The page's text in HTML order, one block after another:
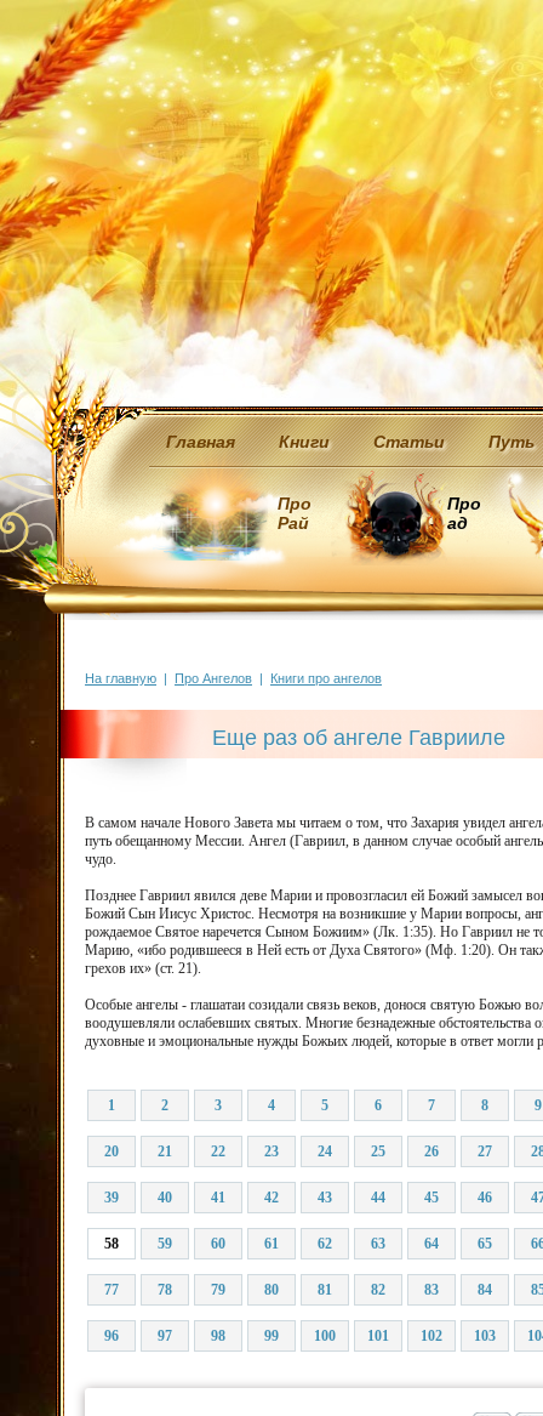
Главная Книги Статьи Путь
Про
Рай
Про
ад
На главную | Про Ангелов | Книги про ангелов
Еще раз об ангеле Гаврииле
В самом начале Нового Завета мы читаем о том, что Захария увидел
путь обещанному Мессии. Ангел (Гавриил, в данном случае особый
чудо.
Позднее Гавриил явился деве Марии и провозгласил ей Божий замысел
Божий Сын Иисус Христос. Несмотря на возникшие у Марии вопросы,
рождаемое Святое наречется Сыном Божиим» (Лк. 1:35). Но Гавриил не
Марию, «ибо родившееся в Ней есть от Духа Святого» (Мф. 1:20). Он
грехов их» (ст. 21).
Особые ангелы - глашатаи созидали связь веков, донося святую Божью
воодушевляли ослабевших святых. Многие безнадежные обстоятельства
духовные и эмоциональные нужды Божьих людей, которые в ответ могли
1 2 3 4 5 6 7 8 9
20 21 22 23 24 25 26 27
39 40 41 42 43 44 45 46
58 59 60 61 62 63 64 65
77 78 79 80 81 82 83 84
96 97 98 99 100 101 102 103